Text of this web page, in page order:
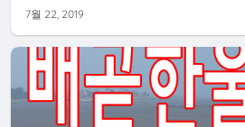
7월 22, 2019